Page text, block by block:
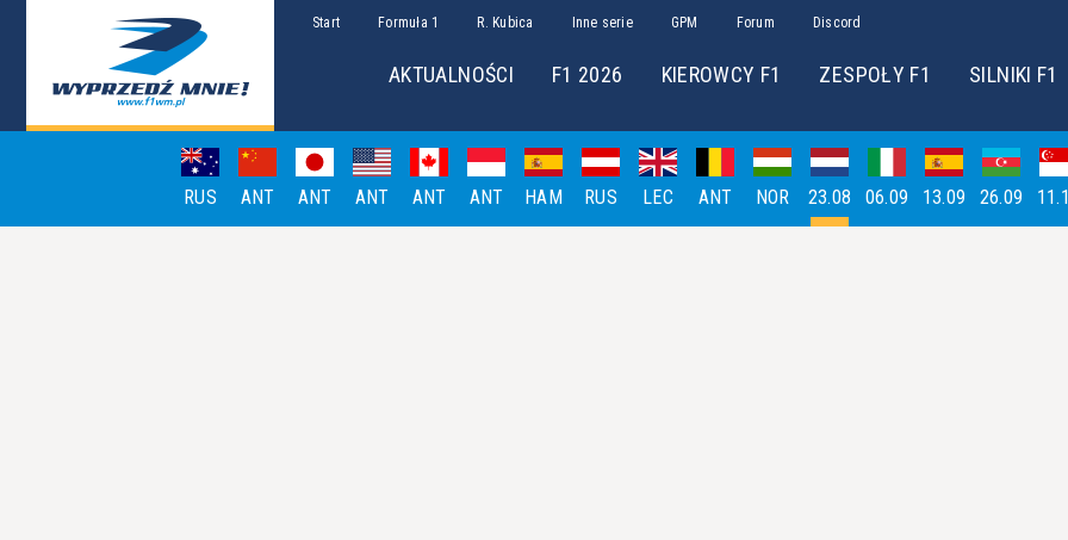
Start Formuła 1 R. Kubica Inne serie GPM Forum Discord
AKTUALNOŚCI F1 2026 KIEROWCY F1 ZESPOŁY F1 SILNIKI F1
RUS ANT ANT ANT ANT ANT HAM RUS LEC ANT NOR 23.08 06.09 13.09 26.09